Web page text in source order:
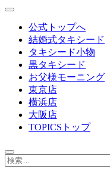
公式トップへ
結婚式タキシード
タキシード小物
黒タキシード
お父様モーニング
東京店
横浜店
大阪店
TOPICSトップ
検